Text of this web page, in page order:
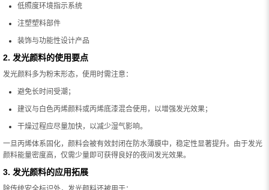
低照度环境指示系统
注塑塑料部件
装饰与功能性设计产品
2. 发光颜料的使用要点
发光颜料多为粉末形态，使用时需注意：
避免长时间受潮；
建议与白色丙烯颜料或丙烯底漆混合使用，以增强发光效果；
干燥过程应尽量加快，以减少湿气影响。
一旦丙烯体系固化，颜料会被有效封闭在防水薄膜中，稳定性显著提升。由于发光
颜料能量密度高，仅需少量即可获得良好的夜间发光效果。
3. 发光颜料的应用拓展